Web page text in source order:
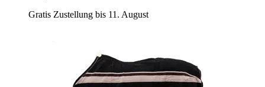
Gratis Zustellung bis 11. August